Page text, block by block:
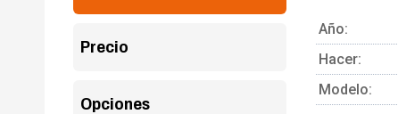
Precio
Opciones
Año:
Hacer:
Modelo: